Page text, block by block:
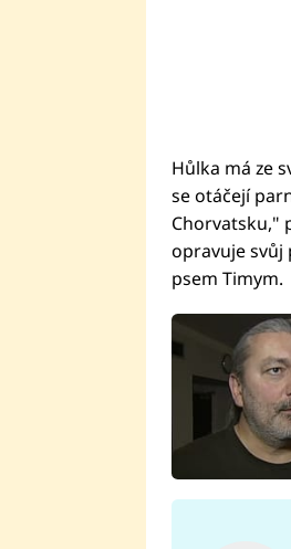
Hůlka má ze
se otáčejí
Chorvatsku,"
opravuje svůj
psem Timym.